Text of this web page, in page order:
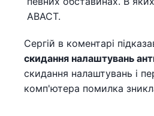
АВАСТ.
Сергій в коментарі
скидання налаштувань
скидання налаштувань і
комп'ютера помилка